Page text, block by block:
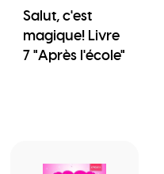
Salut, c'est
magique! Livre
7 "Après l'école"